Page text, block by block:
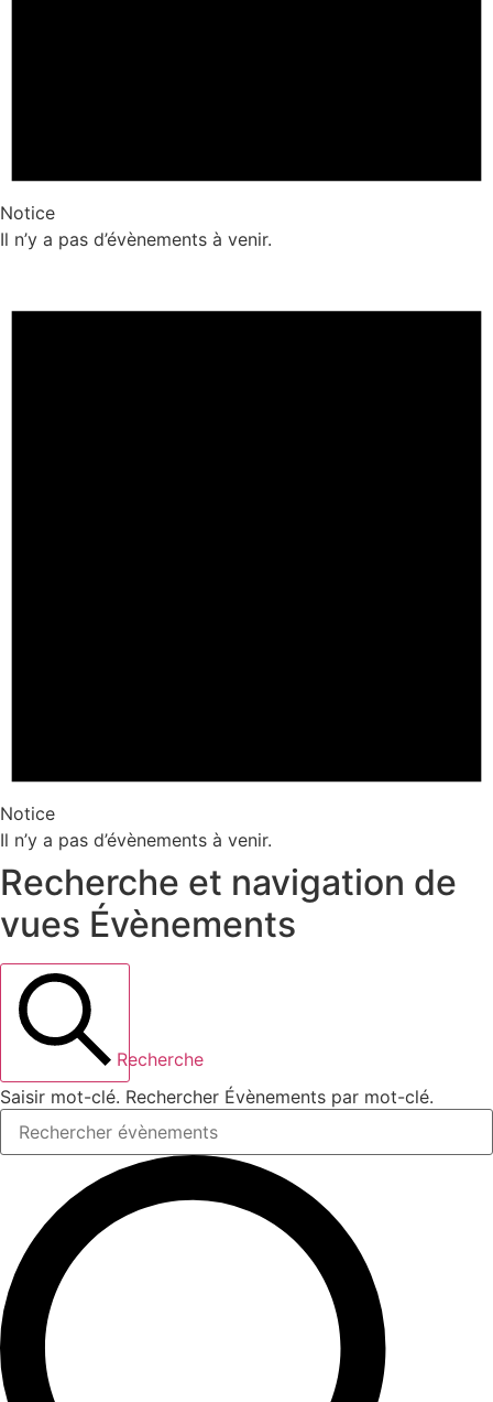
Notice
Il n’y a pas d’évènements à venir.
Notice
Il n’y a pas d’évènements à venir.
Recherche et navigation de
vues Évènements
Recherche
Saisir mot-clé. Rechercher Évènements par mot-clé.